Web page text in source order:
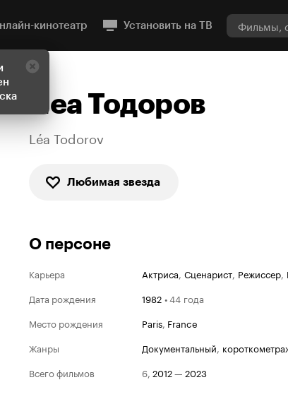
кинотеатр Установить на ТВ
Леа Тодоров
Léa Todorov
Любимая звезда
О персоне
Карьера Актриса, Сценарист, Режиссер,
Дата рождения
1982 •44 года
Место рождения
Paris, France
Жанры
документальный,
Всего фильмов
6, 2012— 2023